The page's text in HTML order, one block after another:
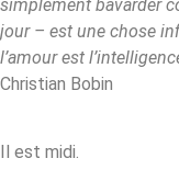
simplement bavarder
jour – est une chose
l’amour est
Christian Bobin
Il est midi.